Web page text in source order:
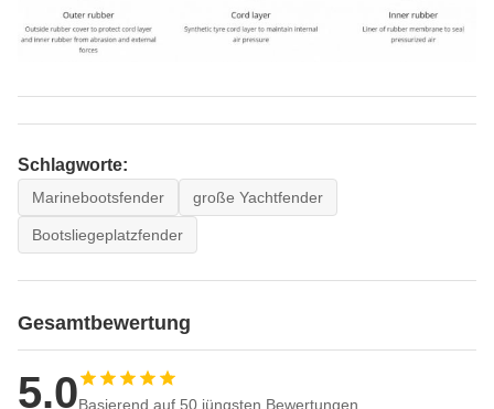
Schlagworte:
Marinebootsfender große Yachtfender
Bootsliegeplatzfender
Gesamtbewertung
5.0Basierend auf 50 jüngsten Bewertungen